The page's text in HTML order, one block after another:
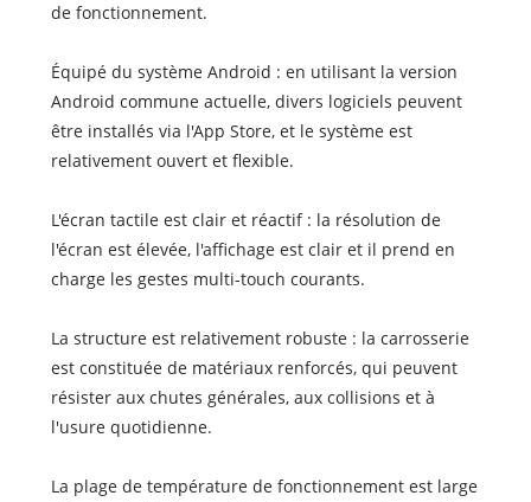
de fonctionnement.
Équipé du système Android : en utilisant la version
Android commune actuelle, divers logiciels peuvent
être installés via l'App Store, et le système est
relativement ouvert et flexible.
L'écran tactile est clair et réactif : la résolution de
l'écran est élevée, l'affichage est clair et il prend en
charge les gestes multi-touch courants.
La structure est relativement robuste : la carrosserie
est constituée de matériaux renforcés, qui peuvent
résister aux chutes générales, aux collisions et à
l'usure quotidienne.
La plage de température de fonctionnement est large